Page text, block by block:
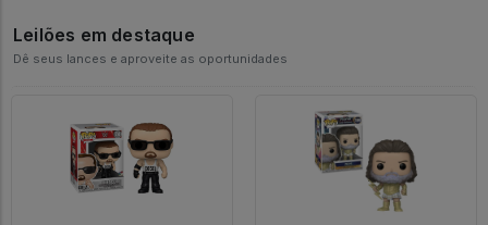
Leilões em destaque
Dê seus lances e aproveite as oportunidades